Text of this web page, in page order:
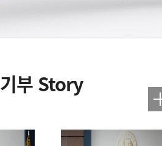
기부 Story